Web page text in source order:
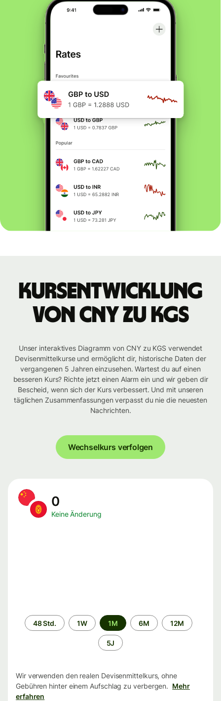
Kursentwicklung
von CNY zu KGS
Unser interaktives Diagramm von CNY zu KGS verwendet
Devisenmittelkurse und ermöglicht dir, historische Daten der
vergangenen 5 Jahren einzusehen. Wartest du auf einen
besseren Kurs? Richte jetzt einen Alarm ein und wir geben dir
Bescheid, wenn sich der Kurs verbessert. Und mit unseren
täglichen Zusammenfassungen verpasst du nie die neuesten
Nachrichten.
Wechselkurs verfolgen
0
Keine Änderung
Zeitraum
48 Std. 1W 1M 6M 12M
5J
Wir verwenden den realen Devisenmittelkurs, ohne
Gebühren hinter einem Aufschlag zu verbergen. Mehr
erfahren